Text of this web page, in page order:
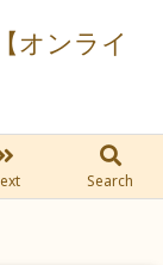
オンライ
Search